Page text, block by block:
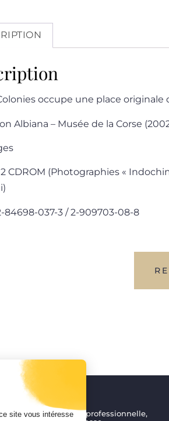
site vous intéresse
occupe une place
Albiana – Musée de la Corse
CDROM (Photographies «
84698-037-3 / 2-909703-08-8
Formation professionnelle,